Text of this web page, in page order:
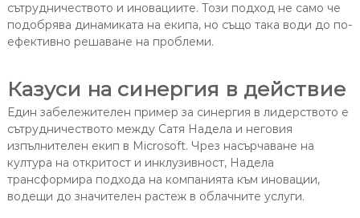
сътрудничеството и иновациите. Този подход не само че
подобрява динамиката на екипа, но също така води до по-
ефективно решаване на проблеми.
Казуси на синергия в действие
Един забележителен пример за синергия в лидерството е
сътрудничеството между Сатя Надела и неговия
изпълнителен екип в Microsoft. Чрез насърчаване на
култура на откритост и инклузивност, Надела
трансформира подхода на компанията към иновации,
водещи до значителен растеж в облачните услуги.